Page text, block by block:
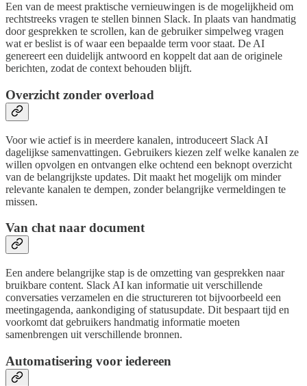
Een van de meest praktische vernieuwingen is de mogelijkheid om
rechtstreeks vragen te stellen binnen Slack. In plaats van handmatig
door gesprekken te scrollen, kan de gebruiker simpelweg vragen
wat er beslist is of waar een bepaalde term voor staat. De AI
genereert een duidelijk antwoord en koppelt dat aan de originele
berichten, zodat de context behouden blijft.
Overzicht zonder overload
Voor wie actief is in meerdere kanalen, introduceert Slack AI
dagelijkse samenvattingen. Gebruikers kiezen zelf welke kanalen ze
willen opvolgen en ontvangen elke ochtend een beknopt overzicht
van de belangrijkste updates. Dit maakt het mogelijk om minder
relevante kanalen te dempen, zonder belangrijke vermeldingen te
missen.
Van chat naar document
Een andere belangrijke stap is de omzetting van gesprekken naar
bruikbare content. Slack AI kan informatie uit verschillende
conversaties verzamelen en die structureren tot bijvoorbeeld een
meetingagenda, aankondiging of statusupdate. Dit bespaart tijd en
voorkomt dat gebruikers handmatig informatie moeten
samenbrengen uit verschillende bronnen.
Automatisering voor iedereen